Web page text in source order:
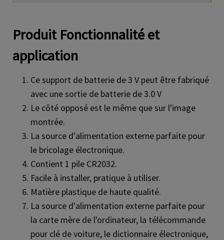
ProduitFonctionnalité et
application
Ce support de batterie de 3 V peut être fabriqué
avec une sortie de batterie de 3.0 V
Le côté opposé est le même que sur l'image
montrée.
La source d'alimentation externe parfaite pour
le bricolage électronique.
Contient 1 pile CR2032.
Facile à installer, pratique à utiliser.
Matière plastique de haute qualité.
La source d'alimentation externe parfaite pour
la carte mère de l'ordinateur, la télécommande
pour clé de voiture, le dictionnaire électronique,